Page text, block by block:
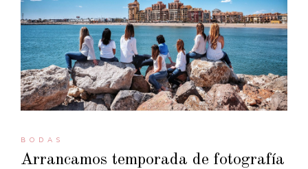
BODAS
Arrancamos temporada de fotografía